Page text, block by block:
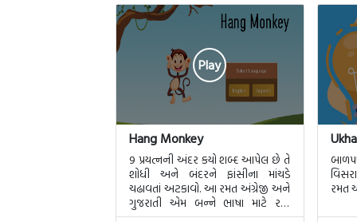
Play
Hang Monkey
9 પ્રયત્નની અંદર કયો શબ્દ આપેલ છે તે
શોધી અને બંદરને ફાંસીના માંચડે
ચઢાવતાં અટકાવો. આ રમત અંગ્રેજી અને
ગુજરાતી એમ બન્ને ભાષા માટે રમી
શકાશે.
રમત